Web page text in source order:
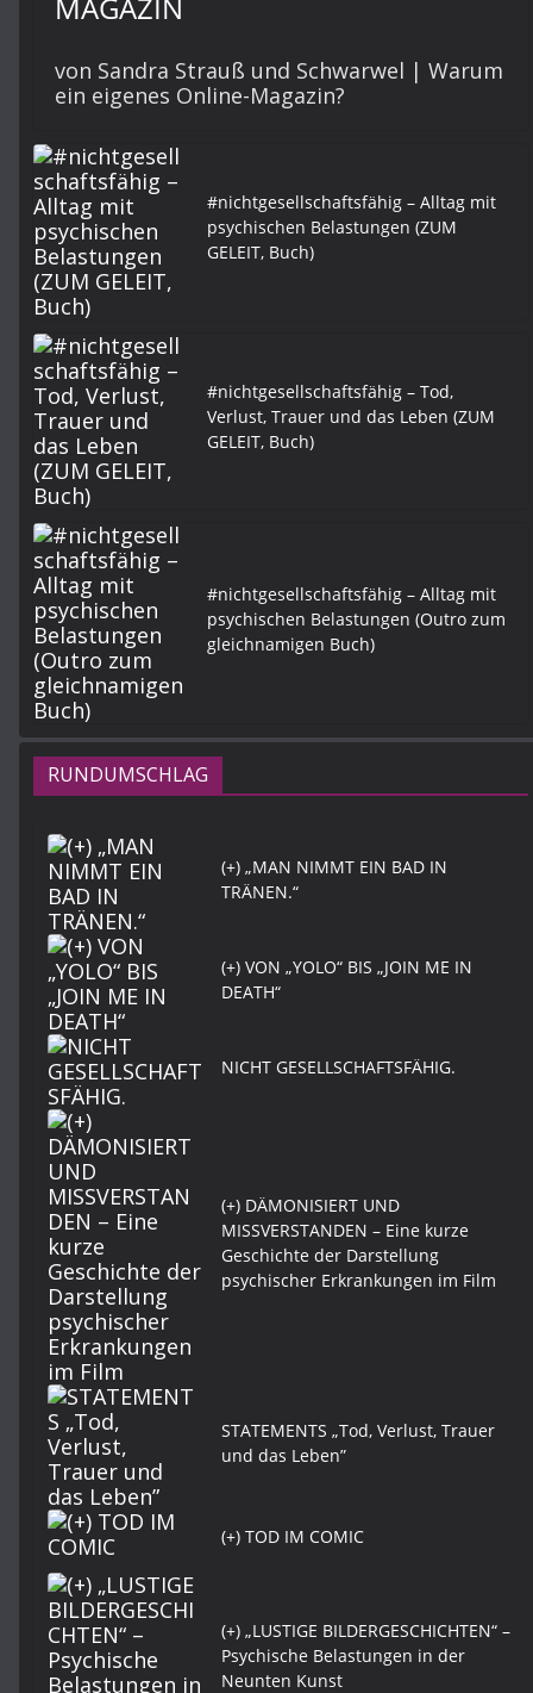
von Sandra Strauß und Schwarwel | Warum
ein eigenes Online-Magazin?
#nichtgesellschaftsfähig – Alltag mit
psychischen Belastungen (ZUM
GELEIT, Buch)
#nichtgesellschaftsfähig – Tod,
Verlust, Trauer und das Leben (ZUM
GELEIT, Buch)
#nichtgesellschaftsfähig – Alltag mit
psychischen Belastungen (Outro zum
gleichnamigen Buch)
RUNDUMSCHLAG
(+) „MAN NIMMT EIN BAD IN
TRÄNEN.“
(+) VON „YOLO“ BIS „JOIN ME IN
DEATH“
NICHT GESELLSCHAFTSFÄHIG.
(+) DÄMONISIERT UND
MISSVERSTANDEN – Eine kurze
Geschichte der Darstellung
psychischer Erkrankungen im Film
STATEMENTS „Tod, Verlust, Trauer
und das Leben”
(+) TOD IM COMIC
(+) „LUSTIGE BILDERGESCHICHTEN“ –
Psychische Belastungen in der
Neunten Kunst